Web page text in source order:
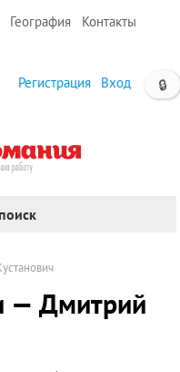
География
Контакты
🔒
Регистрация Вход
— Дмитрий